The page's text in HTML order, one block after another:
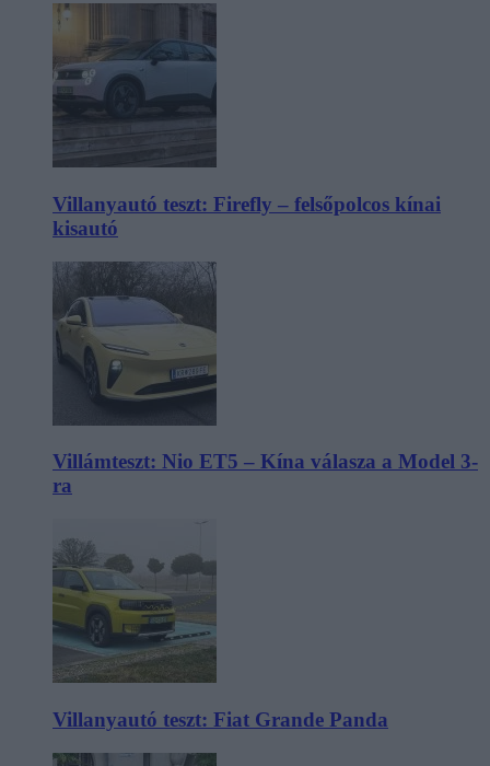
Villanyautó teszt: Firefly – felsőpolcos kínai
kisautó
Villámteszt: Nio ET5 – Kína válasza a Model 3-
ra
Villanyautó teszt: Fiat Grande Panda